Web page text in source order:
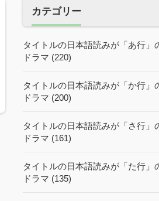
カテゴリー
タイトルの日本語読みが「あ行」
ドラマ (220)
タイトルの日本語読みが「か行」
ドラマ (200)
タイトルの日本語読みが「さ行」
ドラマ (161)
タイトルの日本語読みが「た行」
ドラマ (135)